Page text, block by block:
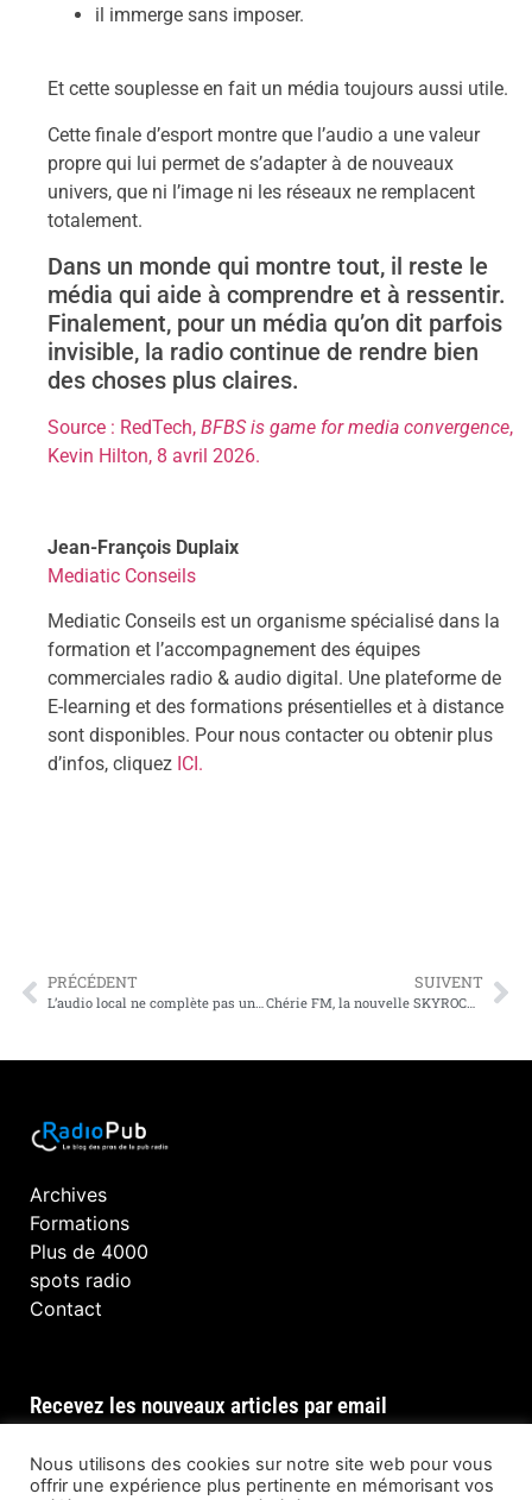
il immerge sans imposer.
Et cette souplesse en fait un média toujours aussi utile.
Cette finale d’esport montre que l’audio a une valeur
propre qui lui permet de s’adapter à de nouveaux
univers, que ni l’image ni les réseaux ne remplacent
totalement.
Dans un monde qui montre tout, il reste le
média qui aide à comprendre et à ressentir.
Finalement, pour un média qu’on dit parfois
invisible, la radio continue de rendre bien
des choses plus claires.
Source : RedTech, BFBS is game for media convergence,
Kevin Hilton, 8 avril 2026.
Jean-François Duplaix
Mediatic Conseils
Mediatic Conseils est un organisme spécialisé dans la
formation et l’accompagnement des équipes
commerciales radio & audio digital. Une plateforme de
E-learning et des formations présentielles et à distance
sont disponibles. Pour nous contacter ou obtenir plus
d’infos, cliquez ICI.
PRÉCÉDENT
L’audio local ne complète pas un plan média, il le rend meilleur.
SUIVENT
Chérie FM, la nouvelle SKYROCK d’une génération surprise de lui ressembler.
Archives
Formations
Plus de 4000
spots radio
Contact
Recevez les nouveaux articles par email
Nous utilisons des cookies sur notre site web pour vous
offrir une expérience plus pertinente en mémorisant vos